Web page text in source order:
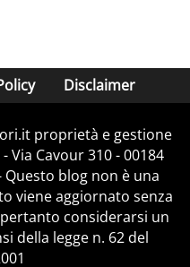
Disclaimer
proprietà e gestione
Via Cavour 310 - 00184
Questo blog non è una
viene aggiornato senza
considerarsi un
della legge n. 62 del